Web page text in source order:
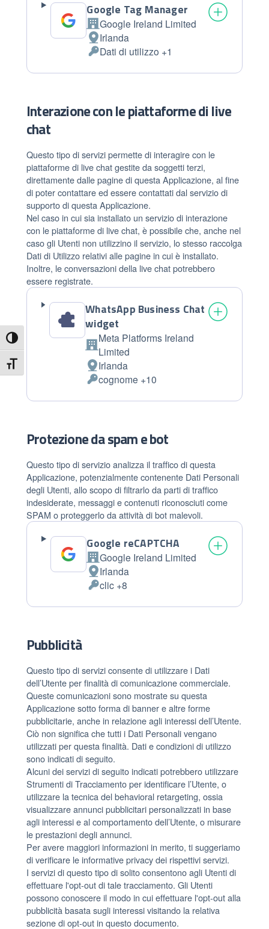
Attiva/disattiva alto contrasto
Attiva/disattiva dimensione testo
Google Tag Manager
Azienda:
Google Ireland Limited
Luogo
del
trattamento:
Irlanda
Dati
Personali
Dati di utilizzo +1
Interazione con le piattaforme di live
chat
Questo tipo di servizi permette di interagire con le
piattaforme di live chat gestite da soggetti terzi,
direttamente dalle pagine di questa Applicazione, al fine
di poter contattare ed essere contattati dal servizio di
supporto di questa Applicazione.
Nel caso in cui sia installato un servizio di interazione
con le piattaforme di live chat, è possibile che, anche nel
caso gli Utenti non utilizzino il servizio, lo stesso raccolga
Dati di Utilizzo relativi alle pagine in cui è installato.
Inoltre, le conversazioni della live chat potrebbero
essere registrate.
WhatsApp Business Chat
widget
Azienda:
Meta Platforms Ireland
Limited
Luogo
del
trattamento:
Irlanda
Dati
Personali
cognome +10
Protezione da spam e bot
Questo tipo di servizio analizza il traffico di questa
Applicazione, potenzialmente contenente Dati Personali
degli Utenti, allo scopo di filtrarlo da parti di traffico
indesiderate, messaggi e contenuti riconosciuti come
SPAM o proteggerlo da attività di bot malevoli.
Google reCAPTCHA
Azienda:
Google Ireland Limited
Luogo
del
trattamento:
Irlanda
Dati
Personali
clic +8
Pubblicità
Questo tipo di servizi consente di utilizzare i Dati
dell’Utente per finalità di comunicazione commerciale.
Queste comunicazioni sono mostrate su questa
Applicazione sotto forma di banner e altre forme
pubblicitarie, anche in relazione agli interessi dell’Utente.
Ciò non significa che tutti i Dati Personali vengano
utilizzati per questa finalità. Dati e condizioni di utilizzo
sono indicati di seguito.
Alcuni dei servizi di seguito indicati potrebbero utilizzare
Strumenti di Tracciamento per identificare l’Utente, o
utilizzare la tecnica del behavioral retargeting, ossia
visualizzare annunci pubblicitari personalizzati in base
agli interessi e al comportamento dell’Utente, o misurare
le prestazioni degli annunci.
Per avere maggiori informazioni in merito, ti suggeriamo
di verificare le informative privacy dei rispettivi servizi.
I servizi di questo tipo di solito consentono agli Utenti di
effettuare l'opt-out di tale tracciamento. Gli Utenti
possono conoscere il modo in cui effettuare l'opt-out alla
pubblicità basata sugli interessi visitando la relativa
sezione di opt-out in questo documento.